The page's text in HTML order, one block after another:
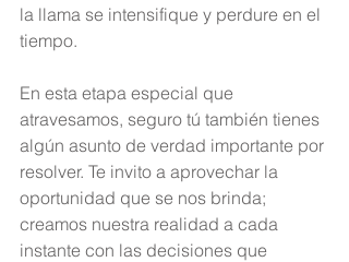
la llama se intensifique y perdure en el
tiempo.
En esta etapa especial que
atravesamos, seguro tú también tienes
algún asunto de verdad importante por
resolver. Te invito a aprovechar la
oportunidad que se nos brinda;
creamos nuestra realidad a cada
instante con las decisiones que